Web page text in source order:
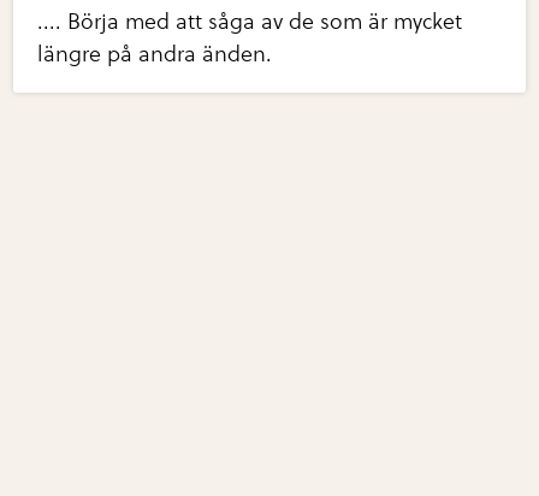
.... Börja med att såga av de som är mycket
längre på andra änden.